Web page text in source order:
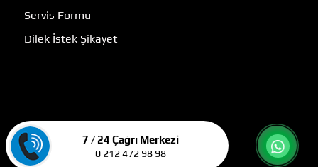
Servis Formu
Dilek İstek Şikayet
7 / 24 Çağrı Merkezi
0 212 472 98 98